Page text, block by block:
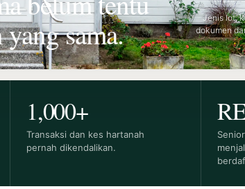
sama.
Jenis lot,
dokumen
1,000+
Transaksi dan kes hartanah
pernah dikendalikan.